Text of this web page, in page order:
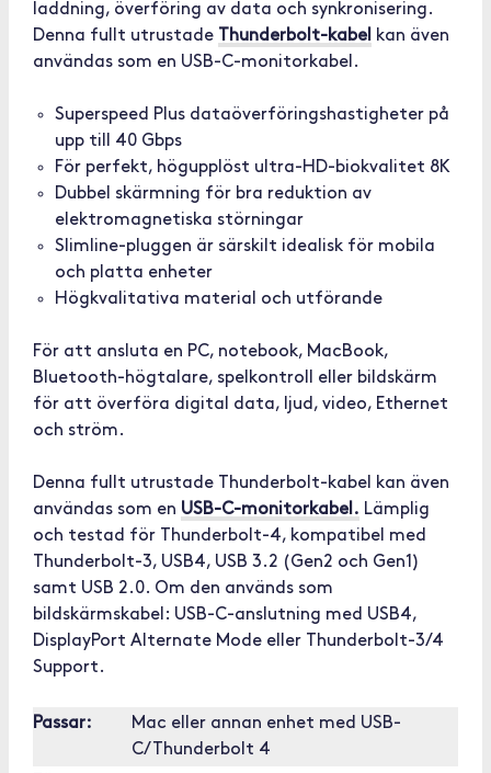
laddning, överföring av data och synkronisering.
Denna fullt utrustade
Thunderbolt-kabel kan även
användas som en USB-C-monitorkabel.
Superspeed Plus dataöverföringshastigheter på
upp till 40 Gbps
För perfekt, högupplöst ultra-HD-biokvalitet 8K
Dubbel skärmning för bra reduktion av
elektromagnetiska störningar
Slimline-pluggen är särskilt idealisk för mobila
och platta enheter
Högkvalitativa material och utförande
För att ansluta en PC, notebook, MacBook,
Bluetooth-högtalare, spelkontroll eller bildskärm
för att överföra digital data, ljud, video, Ethernet
och ström.
Denna fullt utrustade Thunderbolt-kabel kan även
användas som en USB-C-monitorkabel. Lämplig
och testad för Thunderbolt-4, kompatibel med
Thunderbolt-3, USB4, USB 3.2 (Gen2 och Gen1)
samt USB 2.0. Om den används som
bildskärmskabel: USB-C-anslutning med USB4,
DisplayPort Alternate Mode eller Thunderbolt-3/4
Support.
Passar:
Mac eller annan enhet med USB-
C/Thunderbolt 4